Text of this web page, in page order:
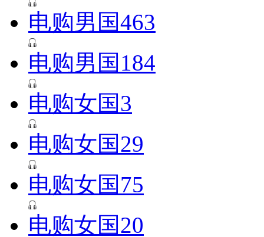
电购男国463
电购男国184
电购女国3
电购女国29
电购女国75
电购女国20